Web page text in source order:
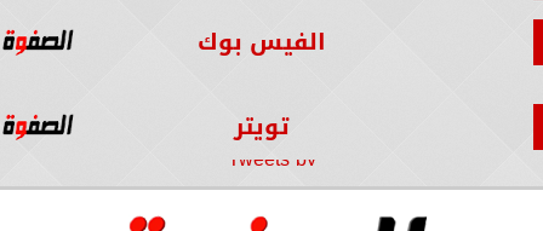
الفيس بوك
تويتر
Tweets by